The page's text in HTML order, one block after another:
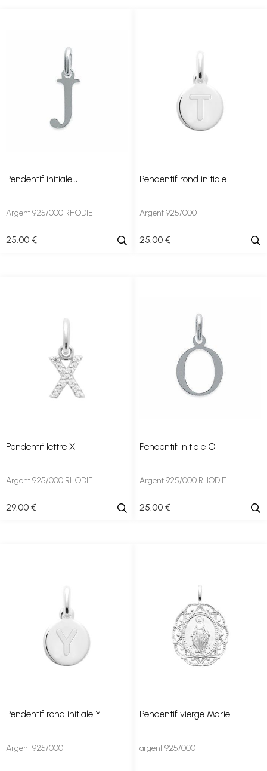
Pendentif initiale J
Argent 925/000 RHODIE
25 .00 €
Pendentif rond initiale T
Argent 925/000
25 .00 €
Pendentif lettre X
Argent 925/000 RHODIE
29.00 €
Pendentif initiale O
Argent 925/000 RHODIE
25 .00 €
Pendentif rond initiale Y
Argent 925/000
Pendentif vierge Marie
argent 925/000